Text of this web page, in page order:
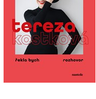
Do košíku
399 Kč
319 Kč